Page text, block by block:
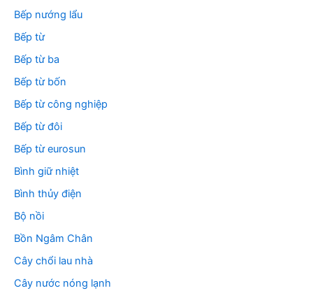
Bếp nướng lẩu
Bếp từ
Bếp từ ba
Bếp từ bốn
Bếp từ công nghiệp
Bếp từ đôi
Bếp từ eurosun
Bình giữ nhiệt
Bình thủy điện
Bộ nồi
Bồn Ngâm Chân
Cây chổi lau nhà
Cây nước nóng lạnh